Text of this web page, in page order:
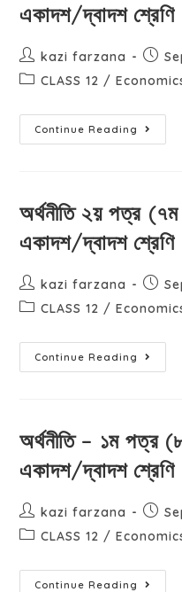
একাদশ/দ্বাদশ
kazi farzana
CLASS 12 /
Continue Reading
অর্থনীতি ২য় পত্র
একাদশ/দ্বাদশ
kazi farzana
CLASS 12 /
Continue Reading
অর্থনীতি – ১ম পত্র
একাদশ/দ্বাদশ
kazi farzana
CLASS 12 /
Continue Reading